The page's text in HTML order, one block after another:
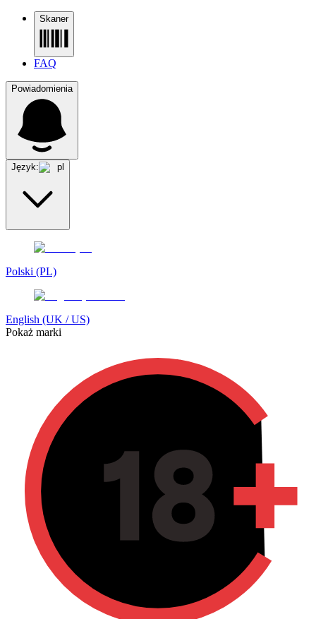
Skaner
FAQ
Powiadomienia
Język: pl
Polski (PL)
English (UK / US)
Pokaż marki